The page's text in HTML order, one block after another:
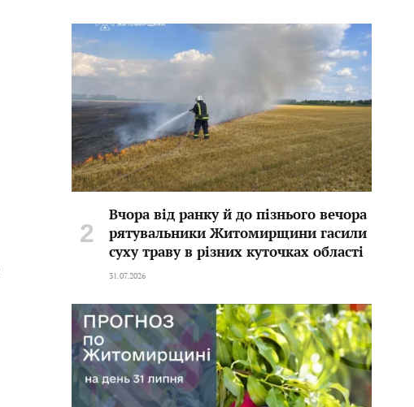
Вчора від ранку й до пізнього вечора
рятувальники Житомирщини гасили
суху траву в різних куточках області
31.07.2026